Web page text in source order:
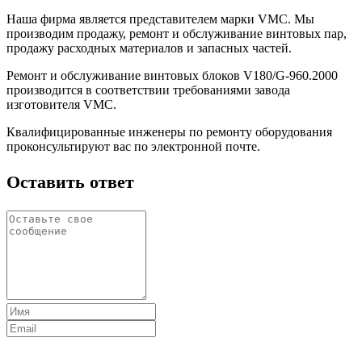
Наша фирма является представителем марки VMC. Мы
производим продажу, ремонт и обслуживание винтовых пар,
продажу расходных материалов и запасных частей.
Ремонт и обслуживание винтовых блоков V180/G-960.2000
производится в соответствии требованиями завода
изготовителя VMC.
Квалифицированные инженеры по ремонту оборудования
проконсультируют вас по электронной почте.
Оставить ответ